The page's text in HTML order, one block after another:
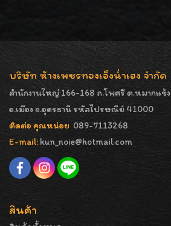
บริษัท ห้างเพชรทองเอ็งน่ำเฮง จำกัด
สำนักงานใหญ่ 166-168 ถ.โพศรี ต.หมากแข้ง
อ.เมือง จ.อุดรธานี รหัสไปรษณีย์ 41000
ติดต่อ คุณหน่อย 089-7113268
E-mail: kun_noie@hotmail.com
สินค้า